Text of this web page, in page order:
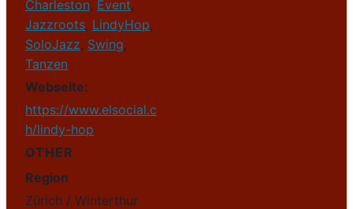
Charleston, Event,
Jazzroots, LindyHop,
SoloJazz, Swing,
Tanzen
Webseite:
https://www.elsocial.c
h/lindy-hop
OTHER
Region
Zürich / Winterthur